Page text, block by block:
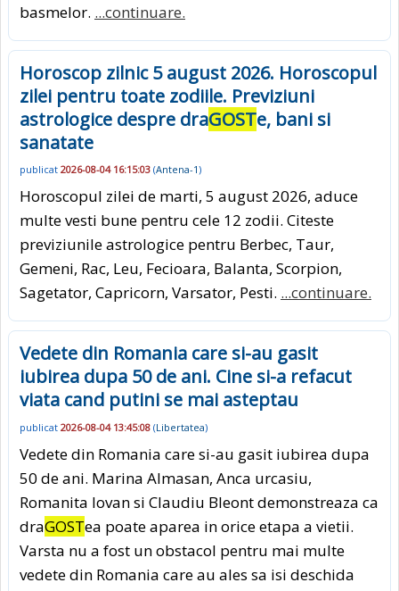
basmelor. ...continuare.
Horoscop zilnic 5 august 2026. Horoscopul
zilei pentru toate zodiile. Previziuni
astrologice despre draGOSTe, bani si
sanatate
publicat 2026-08-04 16:15:03 (Antena-1)
Horoscopul zilei de marti, 5 august 2026, aduce
multe vesti bune pentru cele 12 zodii. Citeste
previziunile astrologice pentru Berbec, Taur,
Gemeni, Rac, Leu, Fecioara, Balanta, Scorpion,
Sagetator, Capricorn, Varsator, Pesti. ...continuare.
Vedete din Romania care si-au gasit
iubirea dupa 50 de ani. Cine si-a refacut
viata cand putini se mai asteptau
publicat 2026-08-04 13:45:08 (Libertatea)
Vedete din Romania care si-au gasit iubirea dupa
50 de ani. Marina Almasan, Anca urcasiu,
Romanita Iovan si Claudiu Bleont demonstreaza ca
draGOSTea poate aparea in orice etapa a vietii.
Varsta nu a fost un obstacol pentru mai multe
vedete din Romania care au ales sa isi deschida